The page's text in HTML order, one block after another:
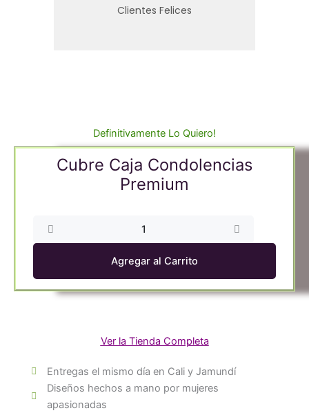
Clientes Felices
Definitivamente Lo Quiero!
Cubre Caja Condolencias
Premium
Condolencias
cantidad
Agregar al Carrito
Ver la Tienda Completa
Entregas el mismo día en Cali y Jamundí
Diseños hechos a mano por mujeres
apasionadas